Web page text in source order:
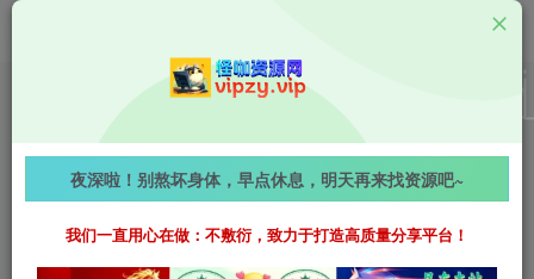
快映视频 v2.7.3 去广告纯净版，电影+电视剧+综艺
+动漫+短剧，免费看全网影视剧！
961字 阅读时长约5分钟 2026-07-13 更新
作者：怪咖
热度：47
0条评论 作者已发布3745篇文章
夜深啦！别熬坏身体，早点休息，明天再来找资源吧~
我们一直用心在做：不敷衍，致力于打造高质量分享平台！